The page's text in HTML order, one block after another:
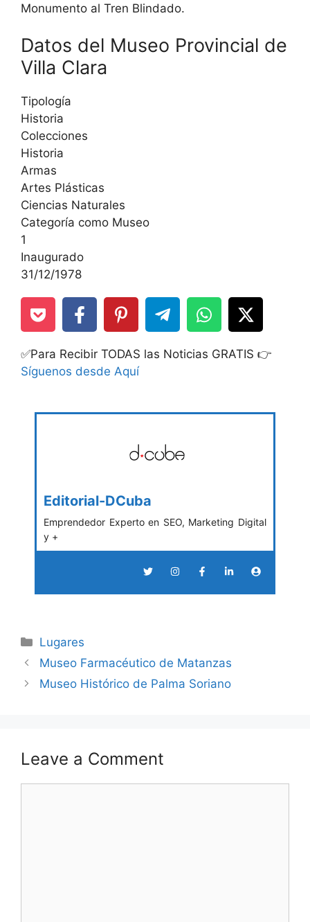
Monumento al Tren Blindado.
Datos del Museo Provincial de
Villa Clara
Tipología
Historia
Colecciones
Historia
Armas
Artes Plásticas
Ciencias Naturales
Categoría como Museo
1
Inaugurado
31/12/1978
✅Para Recibir TODAS las Noticias GRATIS 👉
Síguenos desde Aquí
Editorial-DCuba
Emprendedor Experto en SEO, Marketing Digital
y +
Categories
Lugares
Museo Farmacéutico de Matanzas
Museo Histórico de Palma Soriano
Leave a Comment